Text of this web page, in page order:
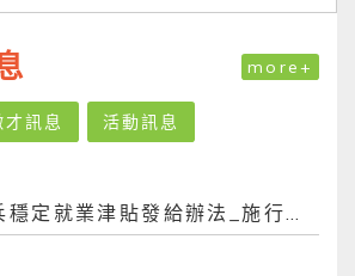
more+
才訊息 活動訊息